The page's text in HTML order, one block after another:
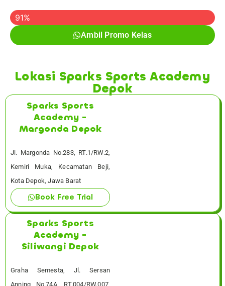
Promo Kelas Sudah Diambil
91%
Ambil Promo Kelas
Lokasi Sparks Sports Academy
Depok
Sparks Sports
Academy -
Margonda Depok
Jl. Margonda No.283, RT.1/RW.2,
Kemiri Muka, Kecamatan Beji,
Kota Depok, Jawa Barat
Book Free Trial
Sparks Sports
Academy -
Siliwangi Depok
Graha Semesta, Jl. Sersan
Anning No.74A, RT.004/RW.007,